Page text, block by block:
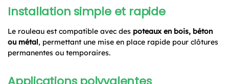
Installation simple et rapide
Le rouleau est compatible avec des poteaux en bois, béton
ou métal, permettant une mise en place rapide pour clôtures
permanentes ou temporaires.